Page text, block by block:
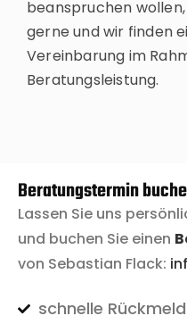
beanspruchen
gerne und wir finden
Vereinbarung im
Beratungsleistung.
Beratungstermin
Lassen Sie uns
und buchen Sie einen
von Sebastian Flack:
schnelle